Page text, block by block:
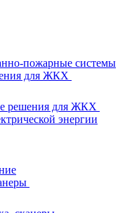
пожарные системы
для ЖКХ
решения для ЖКХ
энергии